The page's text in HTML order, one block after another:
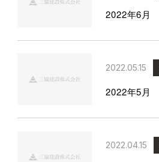
2022年6月
2022.05.15
2022年5月
2022.04.15